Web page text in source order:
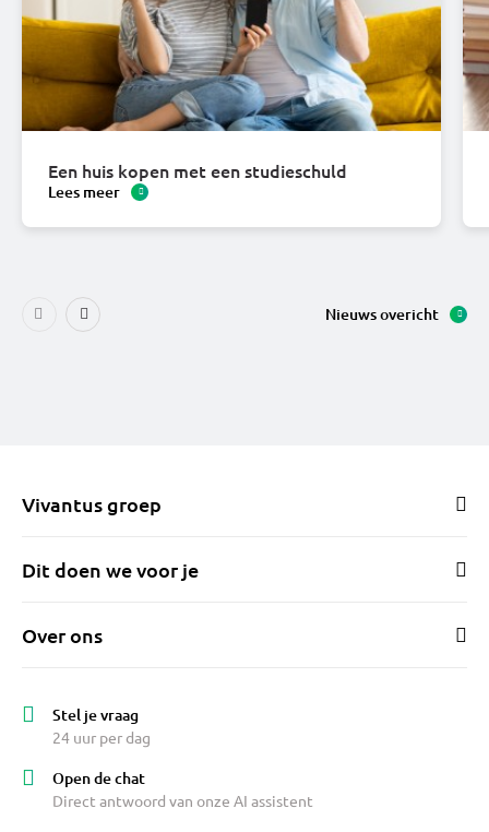
Een huis kopen met een studieschuld
Lees meer
Nieuws overicht
Vivantus groep
Dit doen we voor je
Over ons
Stel je vraag
24 uur per dag
Open de chat
Direct antwoord van onze AI assistent